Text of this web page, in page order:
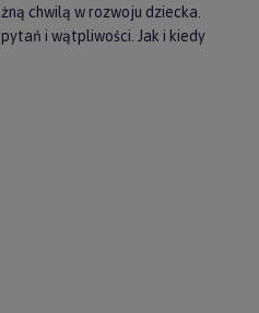
chwilą w rozwoju dziecka.
i wątpliwości. Jak i kiedy